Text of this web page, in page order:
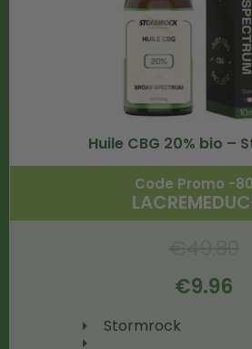
Huile CBG 20% bio –
Code Promo -
€9.96
Stormrock